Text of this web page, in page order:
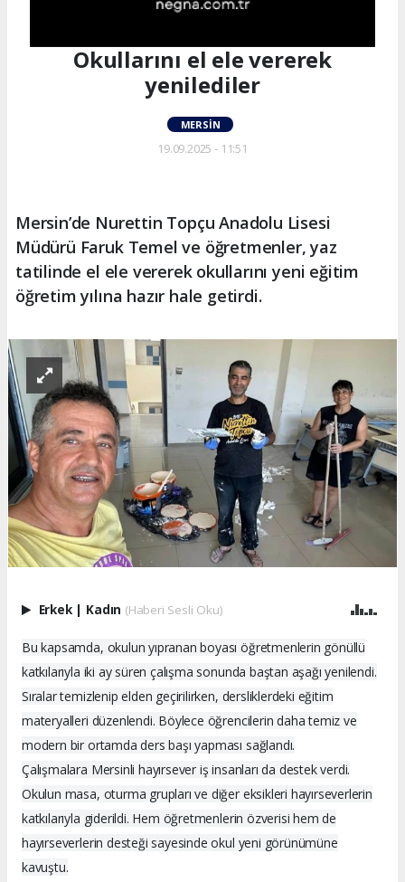
Okullarını el ele vererek
yenilediler
MERSIN
19.09.2025 - 11:51
Mersin’de Nurettin Topçu Anadolu Lisesi
Müdürü Faruk Temel ve öğretmenler, yaz
tatilinde el ele vererek okullarını yeni eğitim
öğretim yılına hazır hale getirdi.
Erkek Kadın (Haberi Sesli Oku)
Bu kapsamda, okulun yıpranan boyası öğretmenlerin gönüllü
katkılarıyla iki ay süren çalışma sonunda baştan aşağı yenilendi.
Sıralar temizlenip elden geçirilirken, dersliklerdeki eğitim
materyalleri düzenlendi. Böylece öğrencilerin daha temiz ve
modern bir ortamda ders başı yapması sağlandı.
Çalışmalara Mersinli hayırsever iş insanları da destek verdi.
Okulun masa, oturma grupları ve diğer eksikleri hayırseverlerin
katkılarıyla giderildi. Hem öğretmenlerin özverisi hem de
hayırseverlerin desteği sayesinde okul yeni görünümüne
kavuştu.